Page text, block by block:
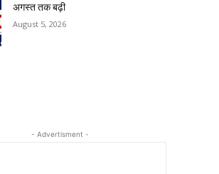
अगस्त तक बढ़ी
August 5, 2026
- Advertisment -